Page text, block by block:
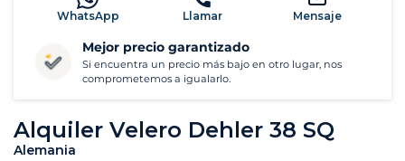
Alquiler Velero Dehler 38 SQ
Alemania
WhatsApp Llamar Mensaje
Mejor precio garantizado
Si encuentra un precio más bajo en otro lugar, nos
comprometemos a igualarlo.